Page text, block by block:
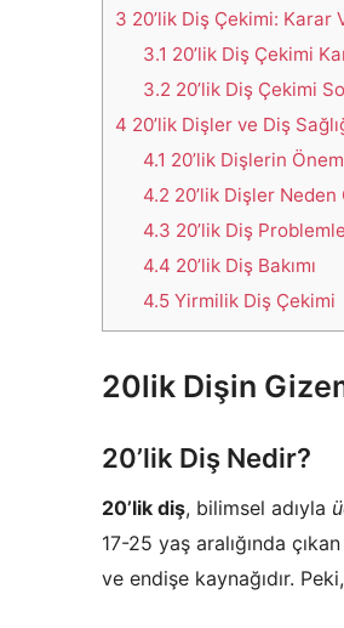
3 20’lik Diş Çekimi: Karar
3.1 20’lik Diş Çekimi
3.2 20’lik Diş Çekimi
4 20’lik Dişler ve Diş
4.1 20’lik Dişlerin
4.2 20’lik Dişler Neden
4.3 20’lik Diş
4.4 20’lik Diş Bakımı
4.5Yirmilik Diş Çekimi
20lik Dişin
20’lik Diş Nedir?
20’lik diş, bilimsel adıyla
17-25 yaş aralığında
ve endişe kaynağıdır.